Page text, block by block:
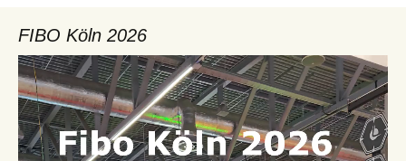
FIBO Köln 2026
Video-
Player